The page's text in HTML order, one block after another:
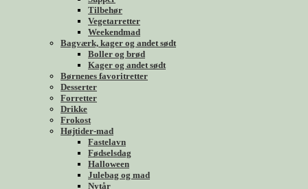
Tilbehør
Vegetarretter
Weekendmad
Bagværk, kager og andet sødt
Boller og brød
Kager og andet sødt
Børnenes favoritretter
Desserter
Forretter
Drikke
Frokost
Højtider-mad
Fastelavn
Fødselsdag
Halloween
Julebag og mad
Nytår